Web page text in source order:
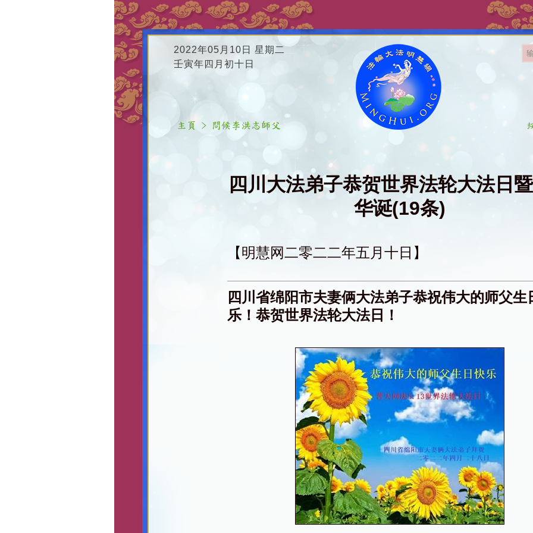
2022年05月10日 星期二
壬寅年四月初十日
四川大法弟子恭贺世界法轮大法日
华诞(19条)
【明慧网二零二二年五月十日】
四川省绵阳市夫妻俩大法弟子恭祝伟大的师父生
乐！恭贺世界法轮大法日！